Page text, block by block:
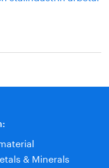
& Minerals